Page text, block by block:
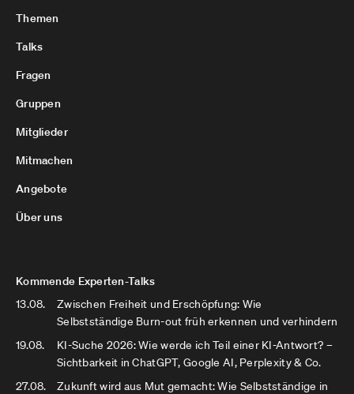
Themen
Talks
Fragen
Gruppen
Mitglieder
Mitmachen
Angebote
Über uns
Kommende Experten-Talks
13.08.
Zwischen Freiheit und Erschöpfung: Wie
Selbstständige Burn-out früh erkennen und verhindern
19.08.
KI-Suche 2026: Wie werde ich Teil einer KI-Antwort? –
Sichtbarkeit in ChatGPT, Google AI, Perplexity & Co.
27.08.
Zukunft wird aus Mut gemacht: Wie Selbstständige in